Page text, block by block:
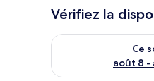
Vérifiez la
Ce
août 8 -
Vérifier la